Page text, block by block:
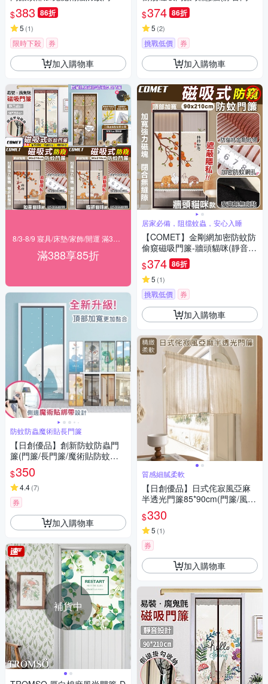
(金剛紗/免釘魔術貼門簾/門簾/
防蚊門簾)
$383 86折
5 (1)
限時下殺 券
加入購物車
滿388享85折
防蚊防蟲魔術貼長門簾
【日創優品】創新防蚊防蟲門
簾(門簾/長門簾/魔術貼防蚊蟲
門簾)
$350
4.4(7)
券
加入購物車
補貨中
免打孔門簾 防蚊門簾 磁釦門簾
磁吸門簾/YJB009)
$374 86折
5 (2)
挑戰低價 券
加入購物車
居家必備，阻擋蚊蟲，安心入睡
【COMET】金剛網加密防蚊防
偷窺磁吸門簾-牆頭貓咪(靜音門
簾 免打孔門簾 防蚊門簾 磁釦門
簾 磁吸門簾/YJB008)
$374 86折
5 (1)
挑戰低價 券
加入購物車
質感細膩柔軟
【日創優品】日式侘寂風亞麻
半透光門簾85*90cm(門簾/風水
簾/窗簾/窗紗/隔斷簾/咖啡簾/短
門簾)
$330
5 (1)
券
加入購物車